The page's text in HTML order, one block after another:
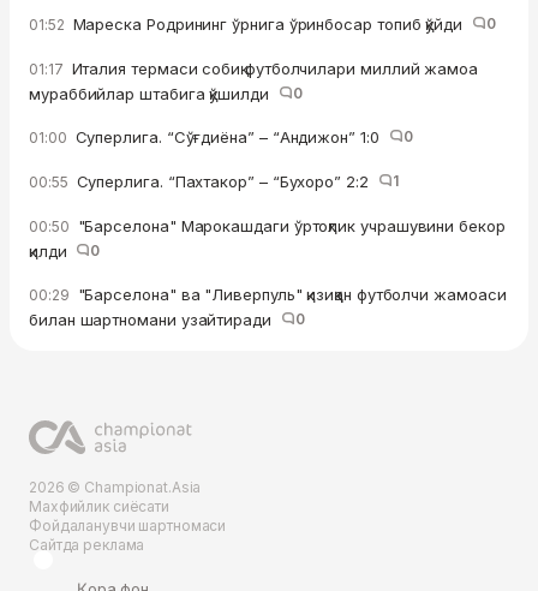
01:52 Мареска Родрининг ўрнига ўринбосар топиб қўйди 0
01:17 Италия термаси собиқ футболчилари миллий жамоа
мураббийлар штабига қўшилди
0
01:00 Суперлига. “Сўғдиёна” – “Андижон” 1:0 0
00:55 Суперлига. “Пахтакор” – “Бухоро” 2:2 1
00:50 "Барселона" Марокашдаги ўртоқлик учрашувини бекор
қилди
0
00:29 "Барселона" ва "Ливерпуль" қизиққан футболчи жамоаси
билан шартномани узайтиради
0
2026 © Championat.Asia
Махфийлик сиёсати
Фойдаланувчи шартномаси
Сайтда реклама